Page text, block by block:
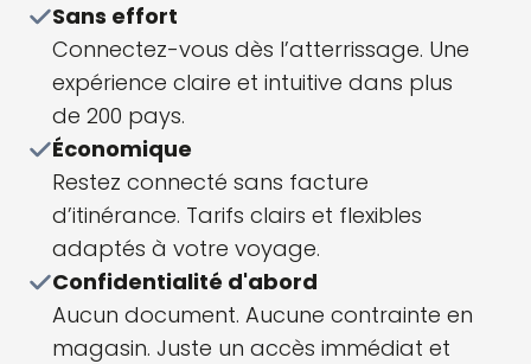
Sans effort
Connectez-vous dès l’atterrissage. Une
expérience claire et intuitive dans plus
de 200 pays.
Économique
Restez connecté sans facture
d’itinérance. Tarifs clairs et flexibles
adaptés à votre voyage.
Confidentialité d'abord
Aucun document. Aucune contrainte en
magasin. Juste un accès immédiat et